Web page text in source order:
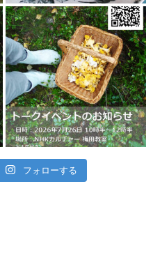
フォローする